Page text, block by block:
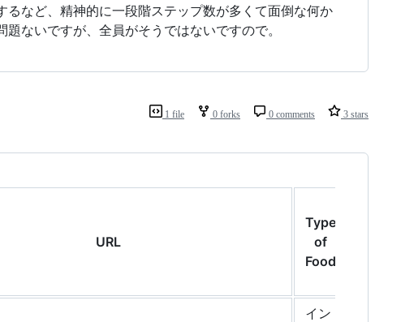
など、精神的に一段階ステップ数が多くて面倒な何か
ないですが、全員がそうではないですので。
1 file 0 forks 0 comments 3 stars
URL
Type
of
Food
イン